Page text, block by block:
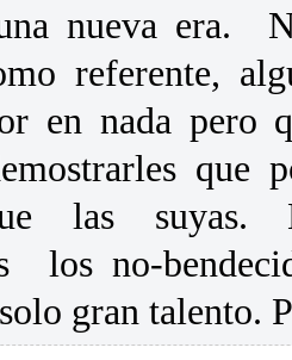
nueva era.
referente,
en nada pero
que
las suyas.
los no-
gran talento.